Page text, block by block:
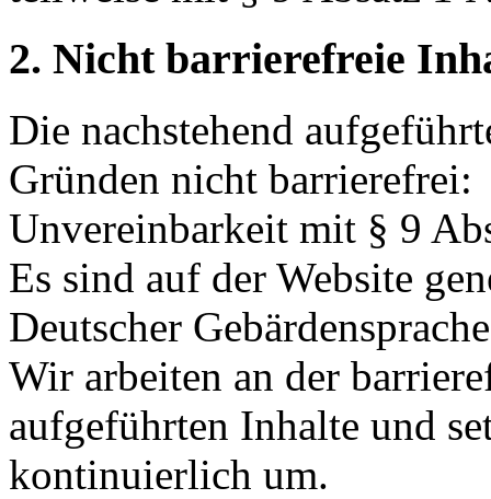
2. Nicht barrierefreie
Die nachstehend
Gründen nicht barrierefrei:
Unvereinbarkeit mit § 9
Es sind auf der Website
Deutscher
Wir arbeiten an der
aufgeführten Inhalte und
kontinuierlich um.